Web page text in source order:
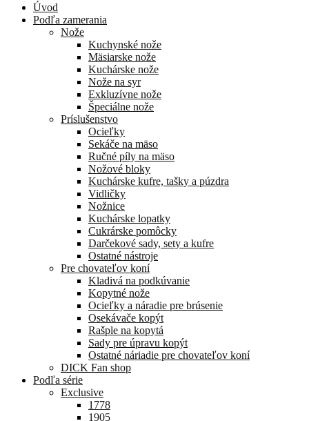
Úvod
Podľa zamerania
Nože
Kuchynské nože
Mäsiarske nože
Kuchárske nože
Nože na syr
Exkluzívne nože
Špeciálne nože
Príslušenstvo
Ocieľky
Sekáče na mäso
Ručné píly na mäso
Nožové bloky
Kuchárske kufre, tašky a púzdra
Vidličky
Nožnice
Kuchárske lopatky
Cukrárske pomôcky
Darčekové sady, sety a kufre
Ostatné nástroje
Pre chovateľov koní
Kladivá na podkúvanie
Kopytné nože
Ocieľky a náradie pre brúsenie
Osekávače kopýt
Rašple na kopytá
Sady pre úpravu kopýt
Ostatné náriadie pre chovateľov koní
DICK Fan shop
Podľa série
Exclusive
1778
1905